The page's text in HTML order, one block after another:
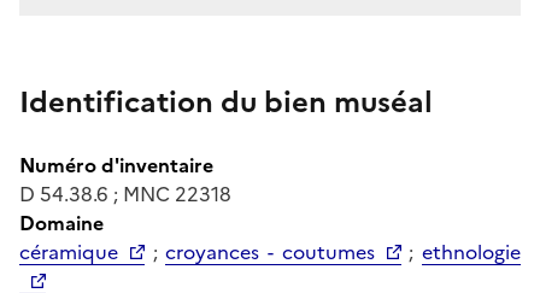
Identification du bien muséal
Numéro d'inventaire
D 54.38.6 ; MNC 22318
Domaine
céramique
;croyances - coutumes ;ethnologie